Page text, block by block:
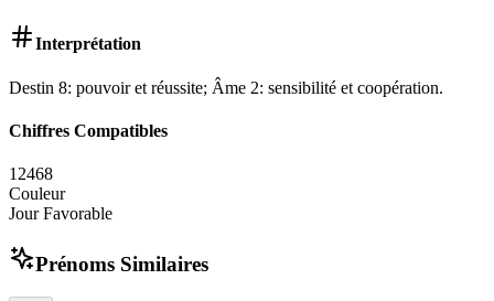
Interprétation
Destin 8: pouvoir et réussite; Âme 2: sensibilité et coopération.
Chiffres Compatibles
1 2468
Couleur
Jour Favorable
Prénoms Similaires